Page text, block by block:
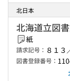
北日本
北海道立図
紙
請求記号： ８１３
図書登録番号：